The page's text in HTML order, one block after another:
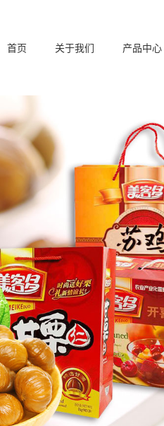
首页 关于我们 产品中心